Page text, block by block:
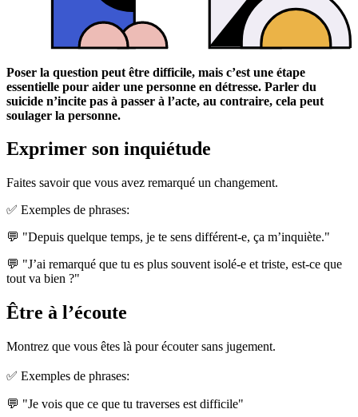
Poser la question peut être difficile, mais c’est une étape
essentielle pour aider une personne en détresse. Parler du
suicide n’incite pas à passer à l’acte, au contraire, cela peut
soulager la personne.
Exprimer son inquiétude
Faites savoir que vous avez remarqué un changement.
✅ Exemples de phrases:
💬 "Depuis quelque temps, je te sens différent-e, ça m’inquiète."
💬 "J’ai remarqué que tu es plus souvent isolé-e et triste, est-ce que
tout va bien ?"
Être à l’écoute
Montrez que vous êtes là pour écouter sans jugement.
✅ Exemples de phrases:
💬 "Je vois que ce que tu traverses est difficile"